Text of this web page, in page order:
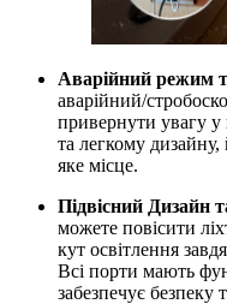
Аварійний режим
аварійний/
привернути увагу у
та легкому
яке місце.
Підвісний Дизайн
можете повісити
кут освітлення
Всі порти мають
забезпечує безпеку